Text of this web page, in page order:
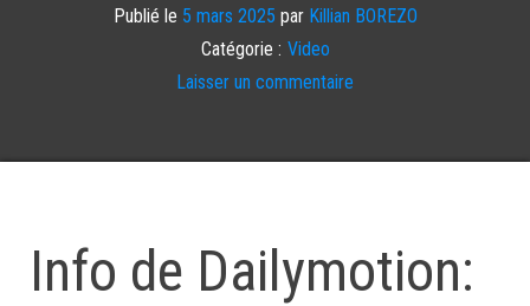
Publié le 5 mars 2025 par Killian BOREZO
Catégorie : Video
Laisser un commentaire
Info de Dailymotion: